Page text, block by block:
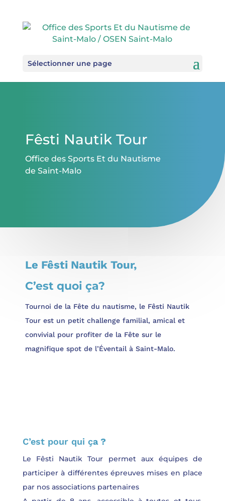
Sélectionner une page
Fêsti Nautik Tour
Office des Sports Et du Nautisme
de Saint-Malo
Le Fêsti Nautik Tour,
C’est quoi ça?
Tournoi de la Fête du nautisme, le Fêsti Nautik
Tour est un petit challenge familial, amical et
convivial pour profiter de la Fête sur le
magnifique spot de l’Éventail à Saint-Malo.
C’est pour qui ça ?
Le Fêsti Nautik Tour permet aux équipes de
participer à différentes épreuves mises en place
par nos associations partenaires